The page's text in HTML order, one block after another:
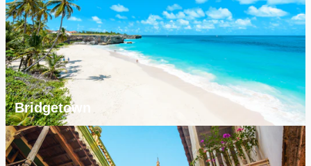
Bridgetown